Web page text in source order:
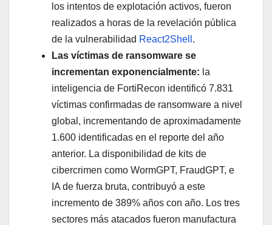
los intentos de explotación activos, fueron
realizados a horas de la revelación pública
de la vulnerabilidad React2Shell .
Las víctimas de ransomware se
incrementan exponencialmente: la
inteligencia de FortiRecon identificó 7.831
víctimas confirmadas de ransomware a nivel
global, incrementando de aproximadamente
1.600 identificadas en el reporte del año
anterior. La disponibilidad de kits de
cibercrimen como WormGPT, FraudGPT, e
IA de fuerza bruta, contribuyó a este
incremento de 389% años con año. Los tres
sectores más atacados fueron manufactura